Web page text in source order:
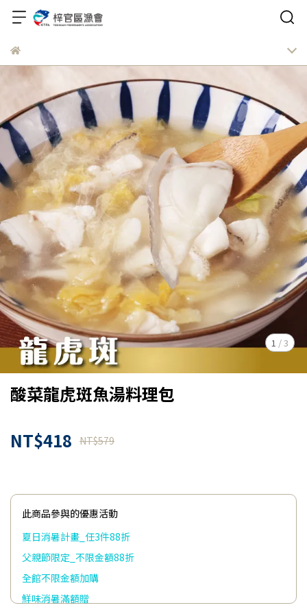
1 /3
酸菜龍虎斑魚湯料理包
NT$418 NT$579
此商品參與的優惠活動
夏日消暑計畫_任3件88折
父親節限定_不限金額88折
全館不限金額加購
鮮味消暑滿額贈